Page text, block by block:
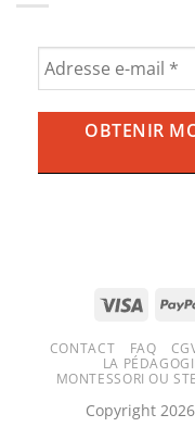
sur
tendance
violette
envahit
nos
nos
pour
expérience
ludique
sécurisée
Visa
CONTACT FAQ
LA
MONTESSORI OU
Copyright